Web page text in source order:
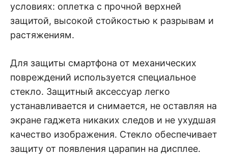
условиях: оплетка с прочной верхней
защитой, высокой стойкостью к разрывам и
растяжениям.
Для защиты смартфона от механических
повреждений используется специальное
стекло. Защитный аксессуар легко
устанавливается и снимается, не оставляя на
экране гаджета никаких следов и не ухудшая
качество изображения. Стекло обеспечивает
защиту от появления царапин на дисплее.